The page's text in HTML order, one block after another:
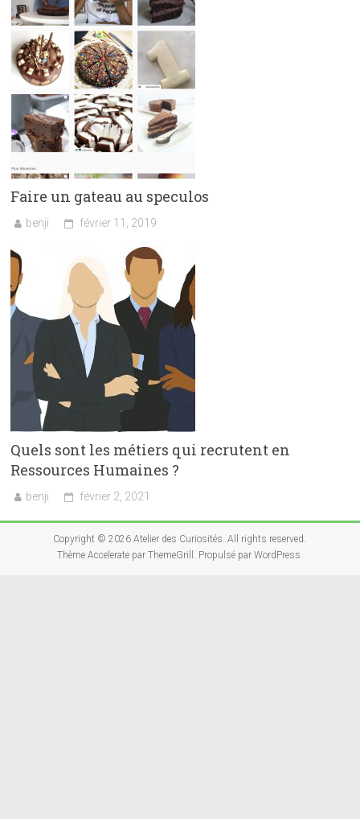
Faire un gateau au speculos
benji février 11, 2019
Quels sont les métiers qui recrutent en
Ressources Humaines ?
benji février 2, 2021
Copyright © 2026Atelier des Curiosités . All rights reserved.
Thème Acceleratepar ThemeGrill. Propulsé par WordPress